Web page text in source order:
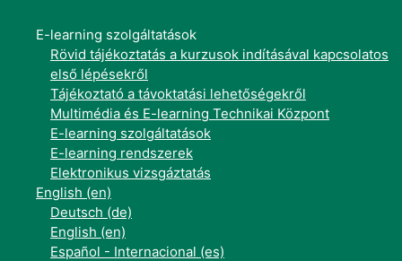
E-learning szolgáltatások
Rövid tájékoztatás a kurzusok indításával kapcsolatos
első lépésekről
Tájékoztató a távoktatási lehetőségekről
Multimédia és E-learning Technikai Központ
E-learning szolgáltatások
E-learning rendszerek
Elektronikus vizsgáztatás
English ‎(en)‎
Deutsch ‎(de)‎
English ‎(en)‎
Español - Internacional ‎(es)‎